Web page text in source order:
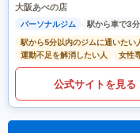
大阪あべの店
パーソナルジム
駅から車で3分
駅から5分以内のジムに通いたい
運動不足を解消したい人
女性
公式サイトを見る